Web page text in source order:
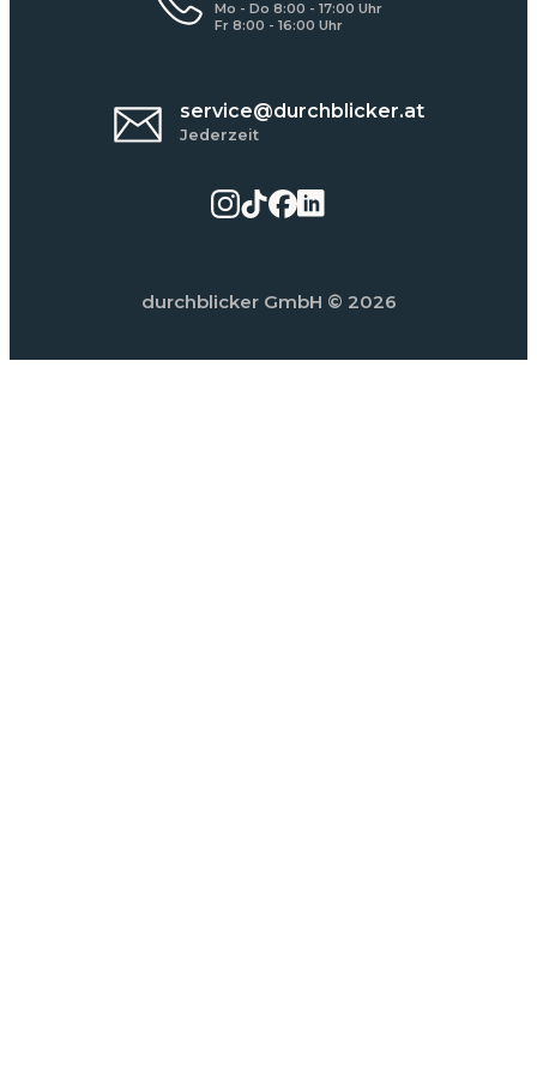
Mo - Do 8:00 - 17:00 Uhr
Fr 8:00 - 16:00 Uhr
service@durchblicker.at
Jederzeit
durchblicker GmbH © 2026